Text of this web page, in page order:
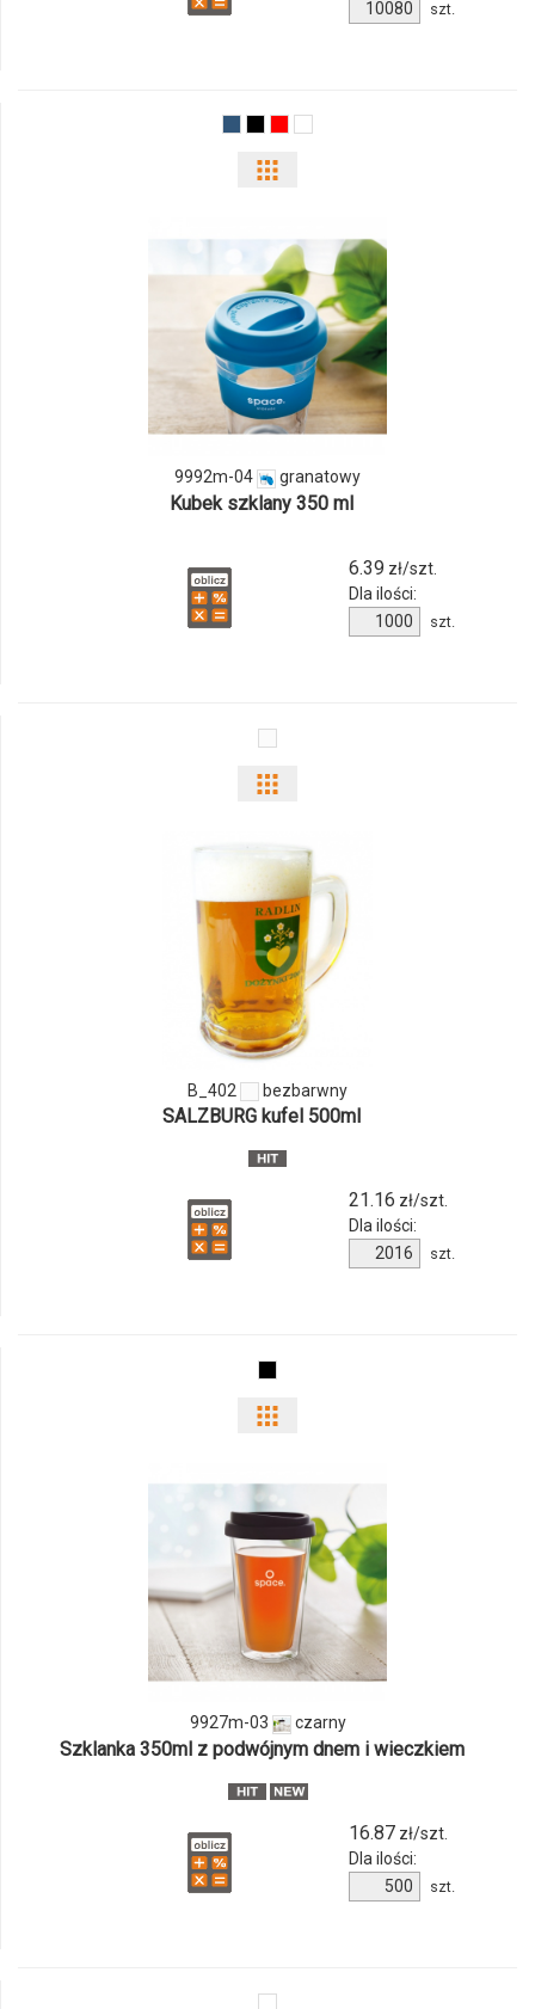
Ilość
produktu
szt.
i
ilości
produktu
9992m-
9992m-04 granatowy
Kubek szklany 350 ml
6.39 zł/szt.
Dla ilości:
Ilość
produktu
szt.
i
ilości
produktu
B_402
B_402 bezbarwny
SALZBURG kufel 500ml
21.16 zł/szt.
Dla ilości:
Ilość
produktu
szt.
i
ilości
produktu
9927m-
9927m-03 czarny
Szklanka 350ml z podwójnym dnem i wieczkiem
16.87zł/szt.
Dla ilości:
produktu
szt.